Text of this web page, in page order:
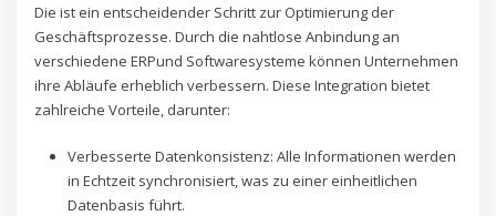
Die ist ein entscheidender Schritt zur Optimierung der
Geschäftsprozesse. Durch die nahtlose Anbindung an
verschiedene ERPund Softwaresysteme können Unternehmen
ihre Abläufe erheblich verbessern. Diese Integration bietet
zahlreiche Vorteile, darunter:
Verbesserte Datenkonsistenz: Alle Informationen werden
in Echtzeit synchronisiert, was zu einer einheitlichen
Datenbasis führt.